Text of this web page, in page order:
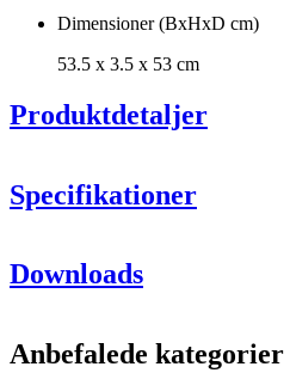
Dimensioner (BxHxD cm)
53.5 x 3.5 x 53 cm
Produktdetaljer
Specifikationer
Produktnummer
ProducentEuroCave
Downloads
Anbefalede kategorier